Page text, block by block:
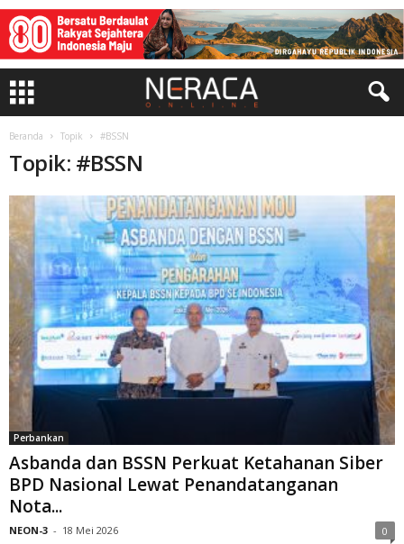
Beranda Topik #BSSN
Topik: #BSSN
Perbankan
Asbanda dan BSSN Perkuat Ketahanan Siber
BPD Nasional Lewat Penandatanganan
Nota...
NEON-3 - 18 Mei 2026 0